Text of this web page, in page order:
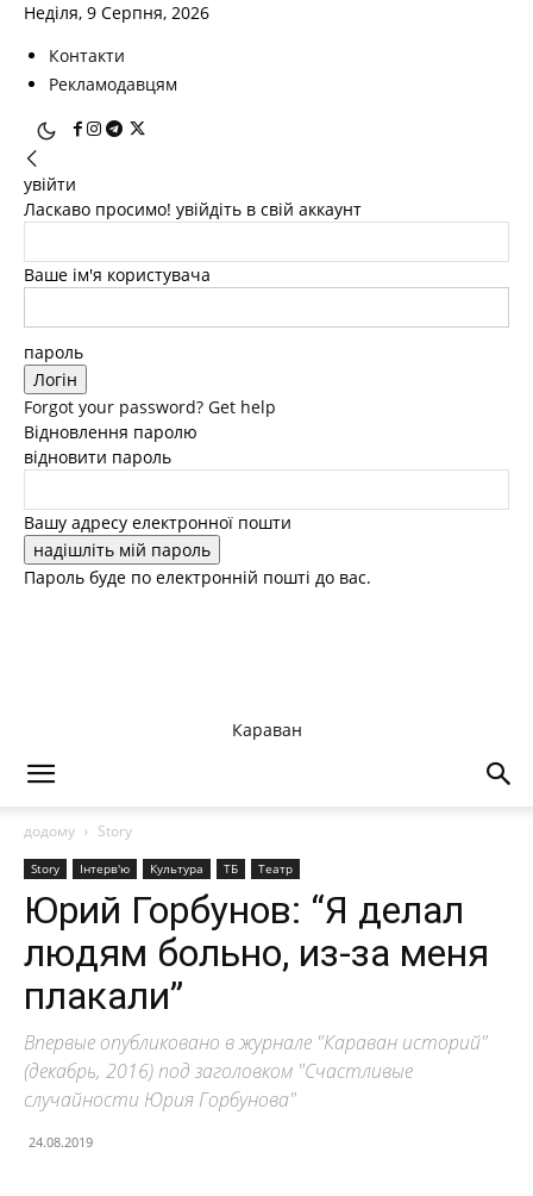
Неділя, 9 Серпня, 2026
Контакти
Рекламодавцям
увійти
Ласкаво просимо! увійдіть в свій аккаунт
Ваше ім'я користувача
пароль
Forgot your password? Get help
Відновлення паролю
відновити пароль
Вашу адресу електронної пошти
Пароль буде по електронній пошті до вас.
Караван
додому Story
Story Інтерв'ю Культура ТБ Театр
Юрий Горбунов: “Я делал
людям больно, из-за меня
плакали”
Впервые опубликовано в журнале "Караван историй"
(декабрь, 2016) под заголовком "Счастливые
случайности Юрия Горбунова"
24.08.2019